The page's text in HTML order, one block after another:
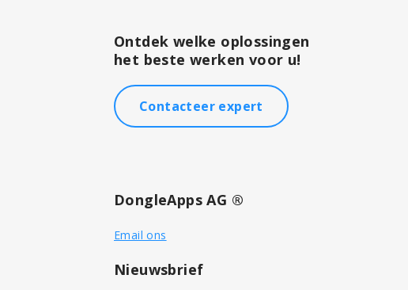
Ontdek welke oplossingen
het beste werken voor u!
Contacteer expert
DongleApps AG ®
Email ons
Nieuwsbrief